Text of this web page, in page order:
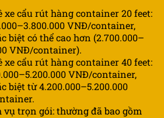
xe cẩu rút hàng container 20 feet:
VNĐ/container,
biệt có thể cao hơn (2.700.000–
VNĐ/container).
xe cẩu rút hàng container 40 feet:
VNĐ/container,
biệt từ 4.200.000–5.200.000
vụ trọn gói: thường đã bao gồm